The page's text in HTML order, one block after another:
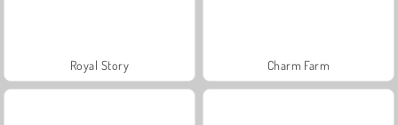
Royal Story Charm Farm